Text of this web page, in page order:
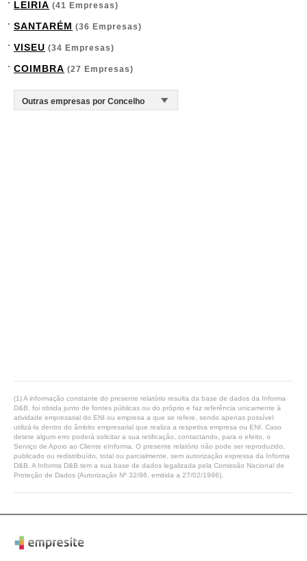
LEIRIA (41 Empresas)
SANTARÉM (36 Empresas)
VISEU (34 Empresas)
COIMBRA (27 Empresas)
(1) A informação constante do presente relatório resulta da base de dados da Informa
D&B, foi obtida junto de fontes públicas ou do próprio e faz referência unicamente à
atividade empresarial do ENI ou empresa a que se refere, sendo apenas possível
utilizá-la dentro do âmbito empresarial que realiza a respetiva empresa ou ENI. Caso
detete algum erro poderá solicitar a sua retificação, contactando, para o efeito, o
Serviço de Apoio ao Cliente eInforma. O presente relatório não pode ser reproduzido,
publicado ou redistribuído, total ou parcialmente, sem autorização expressa da Informa
D&B. A Informa D&B tem a sua base de dados legalizada pela Comissão Nacional de
Proteção de Dados (Autorização Nº 32/96, emitida a 27/02/1996).